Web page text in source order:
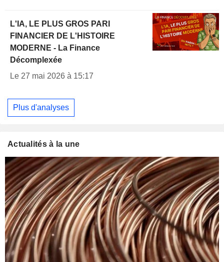
L'IA, LE PLUS GROS PARI
FINANCIER DE L'HISTOIRE
MODERNE - La Finance
Décomplexée
Le 27 mai 2026 à 15:17
Plus d'analyses
Actualités à la une